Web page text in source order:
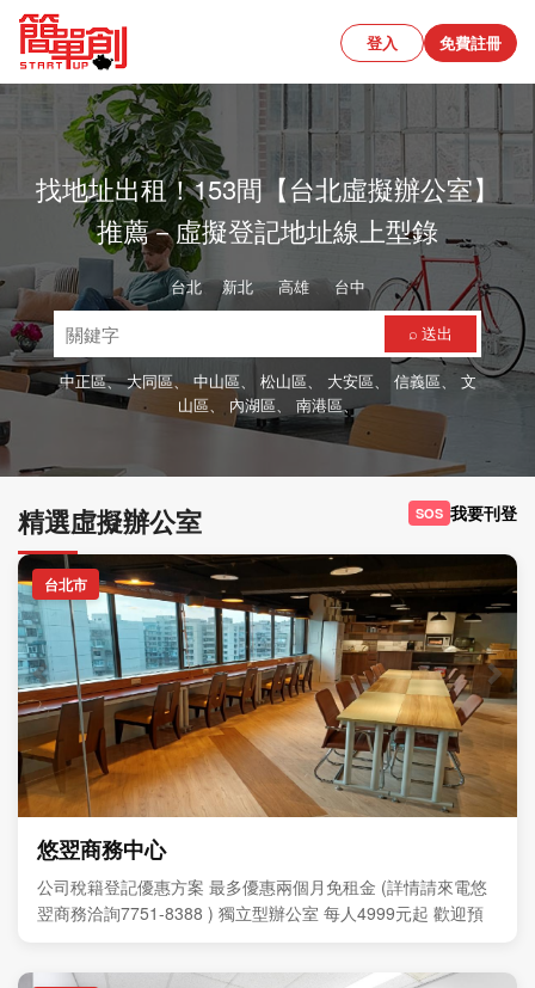
登入 免費註冊
找地址出租！153間【台北虛擬辦公室】
推薦－虛擬登記地址線上型錄
台北、新北、高雄、台中
⌕ 送出
中正區、大同區、中山區、 松山區、 大安區、 信義區、 文
山區、 內湖區、 南港區、
精選虛擬辦公室 SOS 我要刊登
台北市
悠翌商務中心
公司稅籍登記優惠方案 最多優惠兩個月免租金 (詳情請來電悠
翌商務洽詢7751-8388 ) 獨立型辦公室 每人4999元起 歡迎預